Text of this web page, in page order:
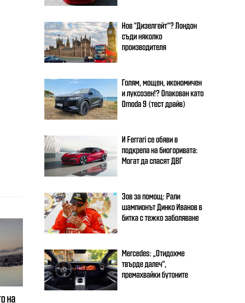
Нов “Дизелгейт“? Лондон
съди няколко
производителя
Голям, мощен, икономичен
и луксозен!? Опакован като
Omoda 9 (тест драйв)
И Ferrari се обяви в
подкрепа на биогоривата:
Могат да спасят ДВГ
Зов за помощ: Рали
шампионът Динко Иванов в
битка с тежко заболяване
Mercedes: „Отидохме
твърде далеч“,
премахвайки бутоните
на